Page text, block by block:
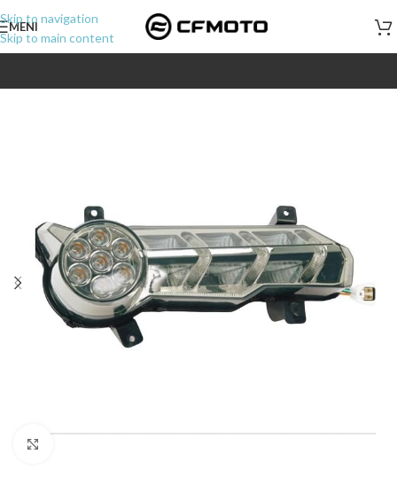
Skip to navigation
Skip to main content
MENI